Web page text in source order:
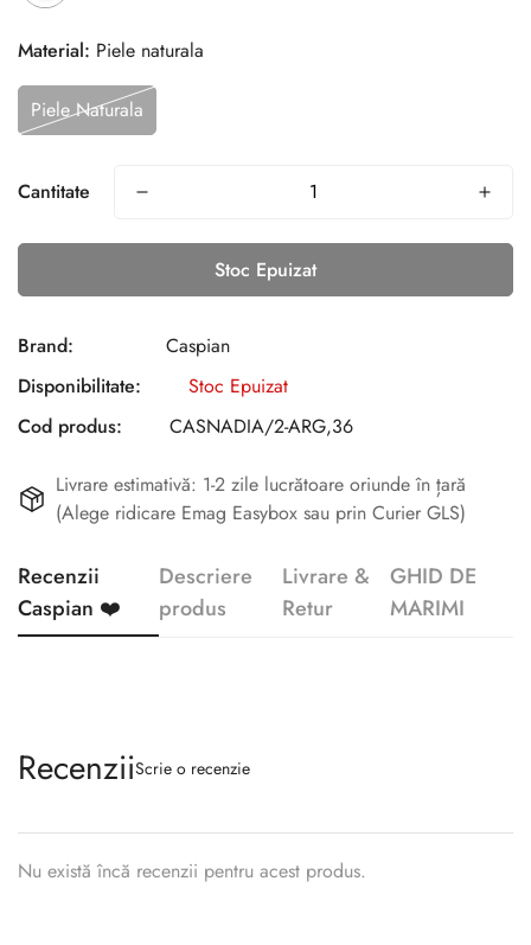
Material: Piele naturala
Piele Naturala
Cantitate
Stoc Epuizat
Brand:
Caspian
Disponibilitate:
Stoc Epuizat
Cod produs:
CASNADIA/2-ARG,36
Livrare estimativă: 1-2 zile lucrătoare oriunde în țară
(Alege ridicare Emag Easybox sau prin Curier GLS)
Recenzii
Caspian ❤️
Descriere
produs
Livrare &
Retur
GHID DE
MARIMI
RecenziiScrie o recenzie
Nu există încă recenzii pentru acest produs.